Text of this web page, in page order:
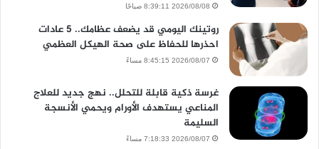
2026/08/08 8:39:11 صباحًا
روتينك اليومي قد يضعف عظامك.. 5 عادات
احذرها للحفاظ على صحة الهيكل العظمي
2026/08/07 8:45:15 مساءً
غرسة ذكية قابلة للتحلل.. نهج جديد للعلاج
المناعي يستهدف الأورام ويحمي الأنسجة
السليمة
2026/08/07 7:18:33 مساءً